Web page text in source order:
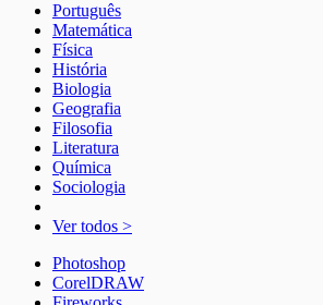
Português
Matemática
Física
História
Biologia
Geografia
Filosofia
Literatura
Química
Sociologia
Ver todos >
Photoshop
CorelDRAW